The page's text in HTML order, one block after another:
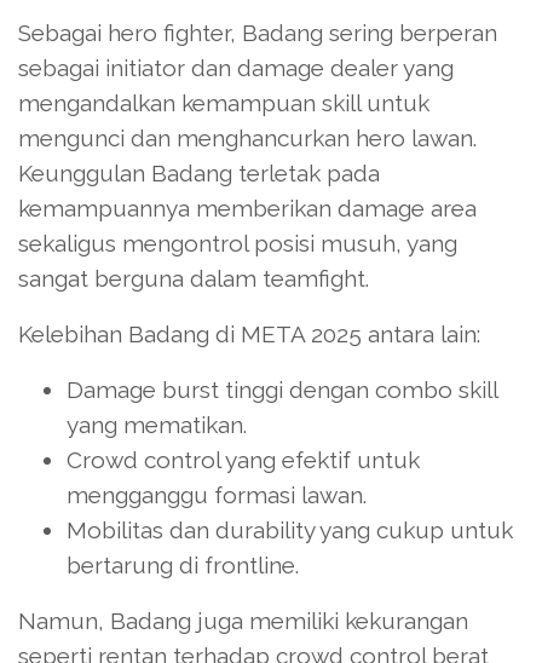
Sebagai hero fighter, Badang sering berperan
sebagai initiator dan damage dealer yang
mengandalkan kemampuan skill untuk
mengunci dan menghancurkan hero lawan.
Keunggulan Badang terletak pada
kemampuannya memberikan damage area
sekaligus mengontrol posisi musuh, yang
sangat berguna dalam teamfight.
Kelebihan Badang di META 2025 antara lain:
Damage burst tinggi dengan combo skill
yang mematikan.
Crowd control yang efektif untuk
mengganggu formasi lawan.
Mobilitas dan durability yang cukup untuk
bertarung di frontline.
Namun, Badang juga memiliki kekurangan
seperti rentan terhadap crowd control berat